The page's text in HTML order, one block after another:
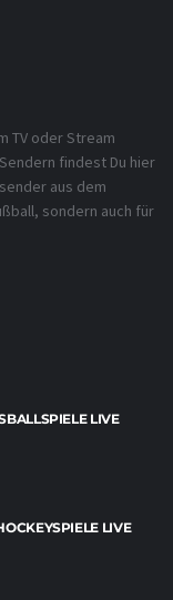
TV oder Stream
findest Du hier
aus dem
sondern auch für
LIVE Ü
LIVE